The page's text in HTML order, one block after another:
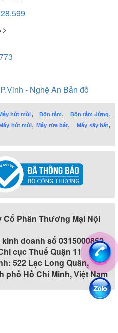
- Nghệ An Bản đồ
hút mùi, Bồn tắm, Bồn tắm đứng,
Máy hút mùi,Máy rửa bát,Máy sấy bát,
doanh số 0315000860
cục Thuế Quận 11
522 Lạc Long Quân,
phố Hồ Chí Minh, Việt Nam